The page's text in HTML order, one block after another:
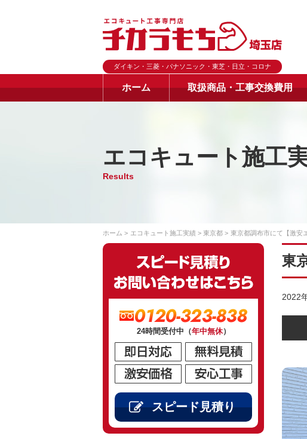
ダイキン・三菱・パナソニック・東芝・日立・コロナ
ホーム 取扱商品・工事交換費用
エコキュート施工
Results
ホーム エコキュート施工実績 東京都 東京都調布市にて【激安
東
2022
0120-323-838
24時間受付中（年中無休）
スピード見積り